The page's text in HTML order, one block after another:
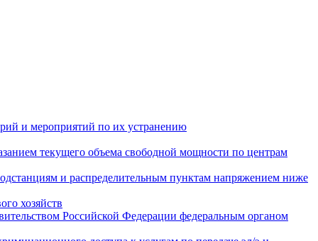
и мероприятий по их устранению
текущего объема свободной мощности по центрам
и распределительным пунктам напряжением ниже
хозяйств
Российской Федерации федеральным органом